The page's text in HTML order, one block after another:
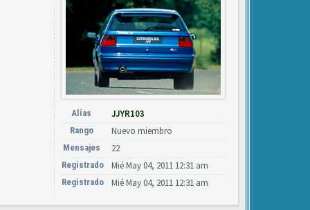
Alias JJYR103
Rango Nuevo miembro
Mensajes 22
Registrado Mié May 04, 2011 12:31 am
Registrado Mié May 04, 2011 12:31 am